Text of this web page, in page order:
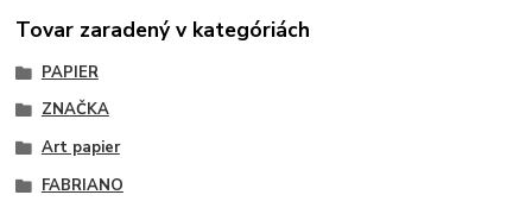
Tovar zaradený v kategóriách
PAPIER
ZNAČKA
Art papier
FABRIANO